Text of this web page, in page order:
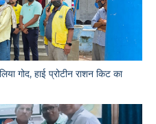
गोद, हाई प्रोटीन राशन किट का